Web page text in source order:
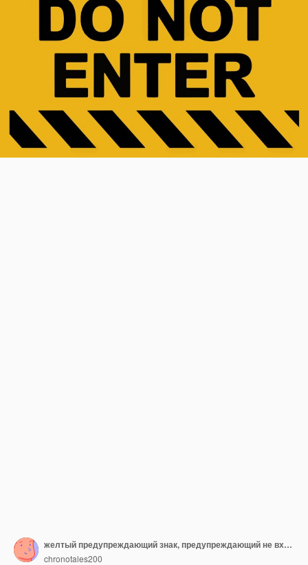
желтый предупреждающий знак, предупреждающий не входить
chronotales200